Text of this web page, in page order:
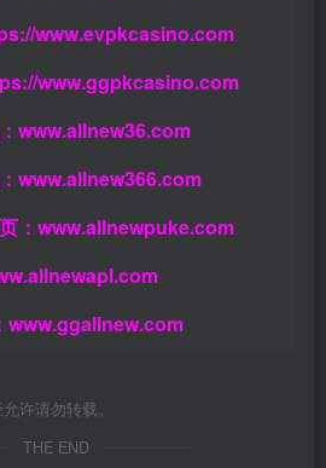
www.evpkcasino.com
www.ggpkcasino.com
www.allnew36.com
www.allnew366.com
： www.allnewpuke.com
www.ggallnew.com
许请勿转载。
THE END